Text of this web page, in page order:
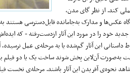
کند. از نظر گای مدن،
عکس‌ها و مدارک به‌جامانده قابل‌دسترسی
خود را در مورد این آثار ازدست‌رفته - که
داستانی این آثار گم‌شده یا به مرحله‌ی عمل
به‌صورت آن‌لاین پخش شوند ساخت یک یا دو فیلم
نحوه‌ی آفریدن این آثار باشند. مرحله‌ی